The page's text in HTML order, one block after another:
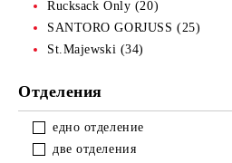
Rucksack Only (20)
SANTORO GORJUSS (25)
St.Majewski (34)
Отделения
едно отделение
две отделения